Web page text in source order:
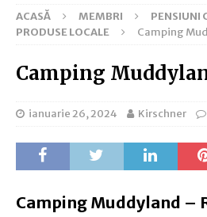
ACASĂ MEMBRI
PENSIUNI
PRODUSE LOCALE
Camping
Camping
ianuarie 26, 2024 Kirschner
Camping Muddyland –